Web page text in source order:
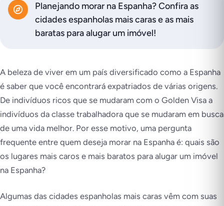
Planejando morar na Espanha? Confira as
cidades espanholas mais caras e as mais
baratas para alugar um imóvel!
A beleza de viver em um país diversificado como a Espanha
é saber que você encontrará expatriados de várias origens.
De indivíduos ricos que se mudaram com o Golden Visa a
indivíduos da classe trabalhadora que se mudaram em busca
de uma vida melhor. Por esse motivo, uma pergunta
frequente entre quem deseja morar na Espanha é: quais são
os lugares mais caros e mais baratos para alugar um imóvel
na Espanha?
Algumas das cidades espanholas mais caras vêm com suas